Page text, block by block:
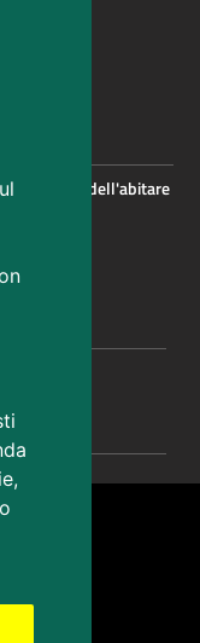
la qualita' dell'abitare